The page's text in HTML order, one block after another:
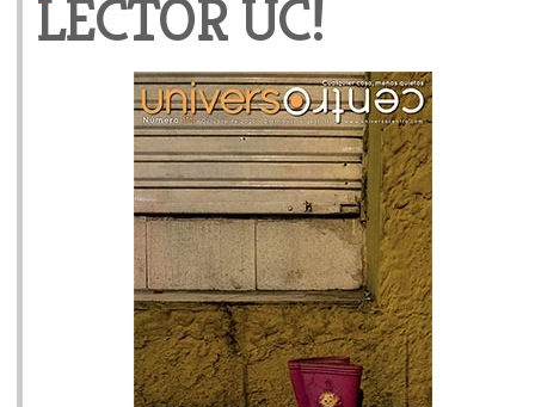
LECTOR UC!